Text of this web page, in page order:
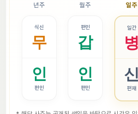
일주
일간
병
신
편재
월주
편인
갑
인
편인
년주
식신
무
인
편인